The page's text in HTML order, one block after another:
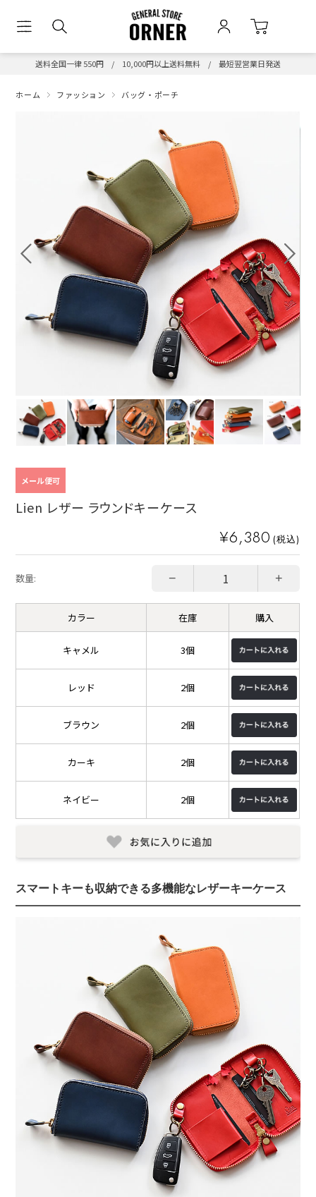
送料全国一律 550円 / 10,000円以上送料無料 / 最短翌営業日発送
ホーム ファッション バッグ・ポーチ
メール便可
Lien レザー ラウンドキーケース
¥6,380 (税込)
数量: − +
カラー 在庫 購入
キャメル 3個
レッド 2個
ブラウン 2個
カーキ 2個
ネイビー 2個
スマートキーも収納できる多機能なレザーキーケース